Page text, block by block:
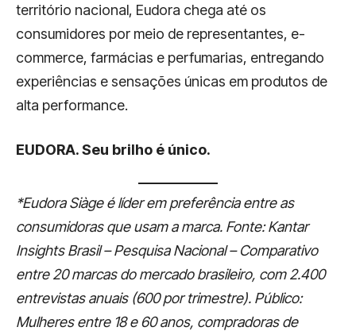
território nacional, Eudora chega até os
consumidores por meio de representantes, e-
commerce, farmácias e perfumarias, entregando
experiências e sensações únicas em produtos de
alta performance.
EUDORA. Seu brilho é único.
*Eudora Siàge é líder em preferência entre as
consumidoras que usam a marca. Fonte: Kantar
Insights Brasil – Pesquisa Nacional – Comparativo
entre 20 marcas do mercado brasileiro, com 2.400
entrevistas anuais (600 por trimestre). Público:
Mulheres entre 18 e 60 anos, compradoras de